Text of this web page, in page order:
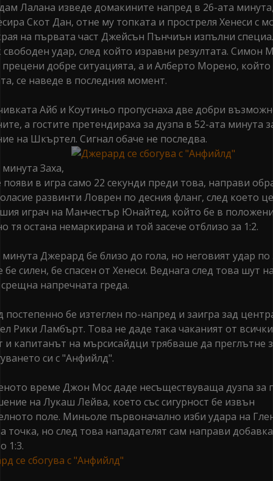
Лалана изведе домакините напред в 26-ата
Скот Дан, отне му топката и простреля Хенеси с
на първата част Джейсън Пънчиън изпълни
свободен удар, след който изравни резултата. Симон
добре ситуацията, а и Алберто Морено, който
се наведе в последния момент.
Айб и Коутиньо пропуснаха две добри
а гостите претендираха за дузпа в 52-ата минута
на Шкъртел. Сигнал обаче не последва.
Заха,
появи в игра само 22 секунди преди това, направи
развинти Ловрен по десния фланг, след което
играч на Манчестър Юнайтед, който бе в
тя остана немаркирана и той засече отблизо за 1:2.
Джерард бе близо до гола, но неговият удар по
бе силен, бе спасен от Хенеси. Веднага след това шут
напречната греда.
бе изтеглен по-напред и заигра зад
Рики Ламбърт. Това не даде така чаканият от всички
и капитанът на мърсисайдци трябваше да преглътне
си с "Анфийлд".
време Джон Мос даде несъществуваща дузпа за
на Лукаш Лейва, което със сигурност бе извън
поле. Миньоле първоначално изби удара на
точка, но след това нападателят сам направи
1:3.